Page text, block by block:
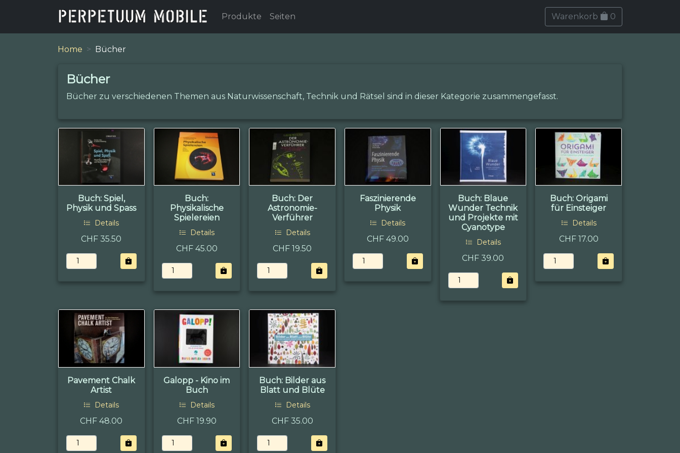
Produkte Seiten Warenkorb 0
Home Bücher
Bücher
Bücher zu verschiedenen Themen aus Naturwissenschaft, Technik und Rätsel sind in dieser Kategorie zusammengefasst.
Buch: Spiel,
Physik und Spass
Details
CHF 35.50
Buch:
Physikalische
Spielereien
Details
CHF 45.00
Buch: Der
Astronomie-
Verführer
Details
CHF 19.50
Faszinierende
Physik
Details
CHF 49.00
Buch: Blaue
Wunder Technik
und Projekte mit
Cyanotype
Details
CHF 39.00
Buch: Origami
für Einsteiger
Details
CHF 17.00
Pavement Chalk
Artist
Details
CHF 48.00
Galopp - Kino im
Buch
Details
CHF 19.90
Buch: Bilder aus
Blatt und Blüte
Details
CHF 35.00